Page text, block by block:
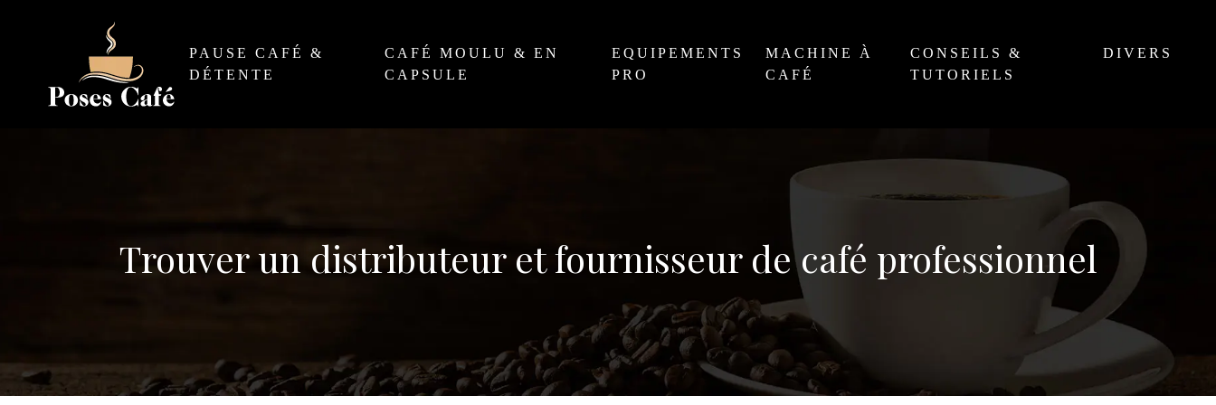
PAUSE CAFÉ &
DÉTENTE
CAFÉ MOULU & EN
CAPSULE
EQUIPEMENTS
PRO
MACHINE À
CAFÉ
CONSEILS &
TUTORIELS
DIVERS
Trouver un distributeur et fournisseur de café professionnel